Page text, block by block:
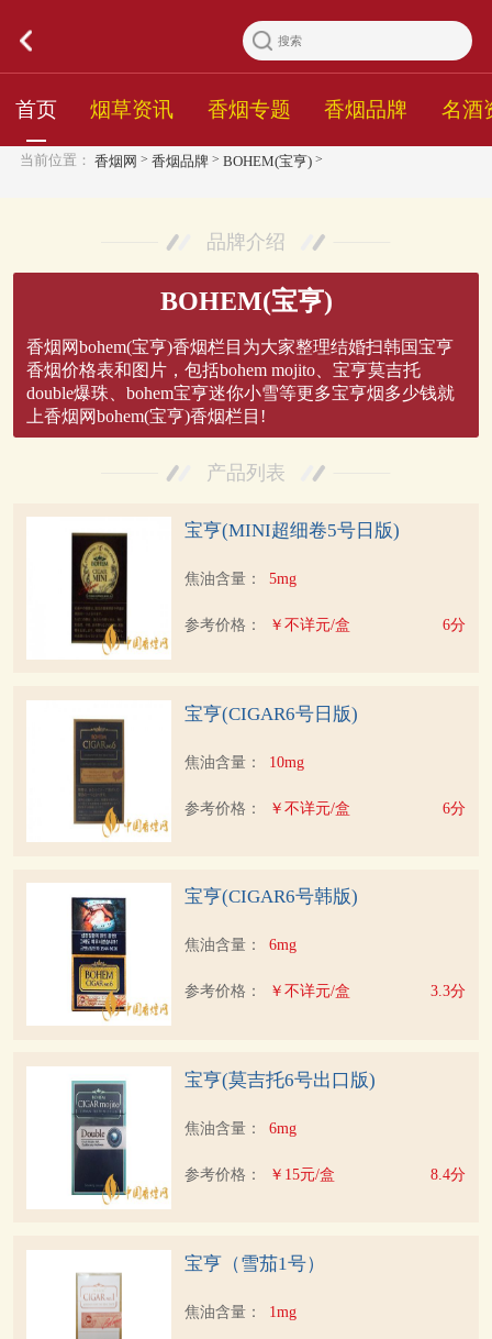
首页 烟草资讯 香烟专题 香烟品牌 名酒
当前位置： 香烟网 > 香烟品牌 > BOHEM(宝亨)>
品牌介绍
BOHEM(宝亨)
香烟网bohem(宝亨)香烟栏目为大家整理结婚扫韩国宝亨
香烟价格表和图片，包括bohem mojito、宝亨莫吉托
double爆珠、bohem宝亨迷你小雪等更多宝亨烟多少钱就
上香烟网bohem(宝亨)香烟栏目!
产品列表
宝亨(MINI超细卷5号日版)
焦油含量： 5mg
参考价格： ￥不详元/盒 6分
宝亨(CIGAR6号日版)
焦油含量： 10mg
参考价格： ￥不详元/盒 6分
宝亨(CIGAR6号韩版)
焦油含量： 6mg
参考价格： ￥不详元/盒 3.3分
宝亨(莫吉托6号出口版)
焦油含量： 6mg
参考价格： ￥15元/盒 8.4分
宝亨（雪茄1号）
焦油含量： 1mg